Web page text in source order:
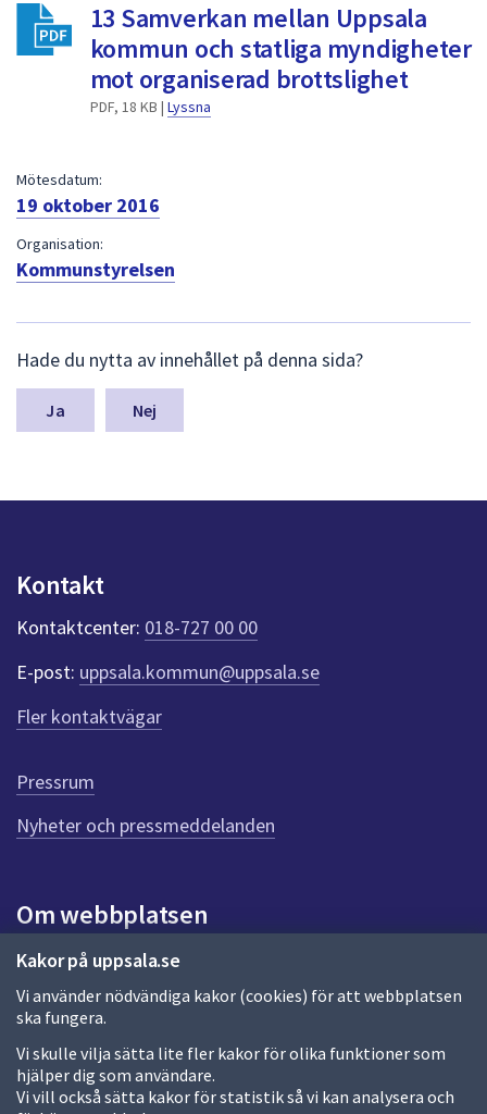
för
att
välja
något
Kakor på uppsala.se
Vi använder nödvändiga kakor (cookies) för att webbplatsen
ska fungera.
Vi skulle vilja sätta lite fler kakor för olika funktioner som
hjälper dig som användare.
Vi vill också sätta kakor för statistik så vi kan analysera och
13 Samverkan mellan Uppsala
kommun och statliga myndigheter
mot organiserad brottslighet
PDF, 18 KB | Lyssna
Mötesdatum:
19 oktober 2016
Organisation:
Kommunstyrelsen
ä
m
a
n
k
t
e
r
f
ö
r
e
n
n
a
d
a
Hade du nytta av innehållet på denna sida?
Nej
Kontakt
Kontaktcenter: 018-727 00 00
E-post: uppsala.kommun@uppsala.se
Fler kontaktvägar
Pressrum
Nyheter och pressmeddelanden
Om webbplatsen
Om webbplatsen
Allmänna handlingar och diarium
Behandling av personuppgifter
Kakor